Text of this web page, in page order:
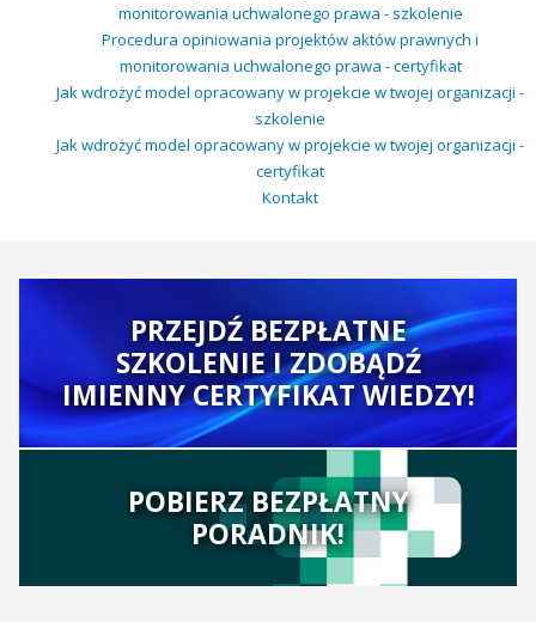
monitorowania uchwalonego prawa - szkolenie
Procedura opiniowania projektów aktów prawnych i
monitorowania uchwalonego prawa - certyfikat
Jak wdrożyć model opracowany w projekcie w twojej organizacji -
szkolenie
Jak wdrożyć model opracowany w projekcie w twojej organizacji -
certyfikat
Kontakt
PRZEJDŹ BEZPŁATNE
SZKOLENIE I ZDOBĄDŹ
IMIENNY CERTYFIKAT WIEDZY!
POBIERZ BEZPŁATNY
PORADNIK!